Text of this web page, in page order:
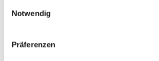
Notwendig
Präferenzen
E-Mail: Kinderzentrum@klinikum-